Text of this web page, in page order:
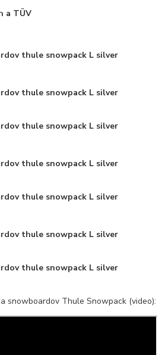
a TÜV
snowboardov Thule Snowpack (video):